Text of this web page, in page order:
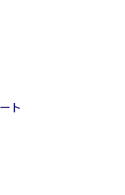
ト